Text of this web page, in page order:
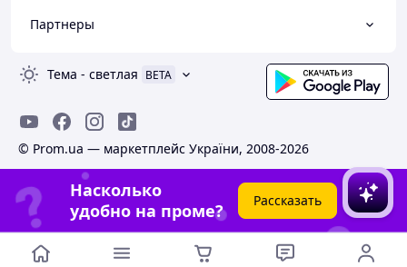
Партнеры
Тема - светлая BETA
© Prom.ua — маркетплейс України, 2008-2026
Насколько
удобно на проме?
Рассказать